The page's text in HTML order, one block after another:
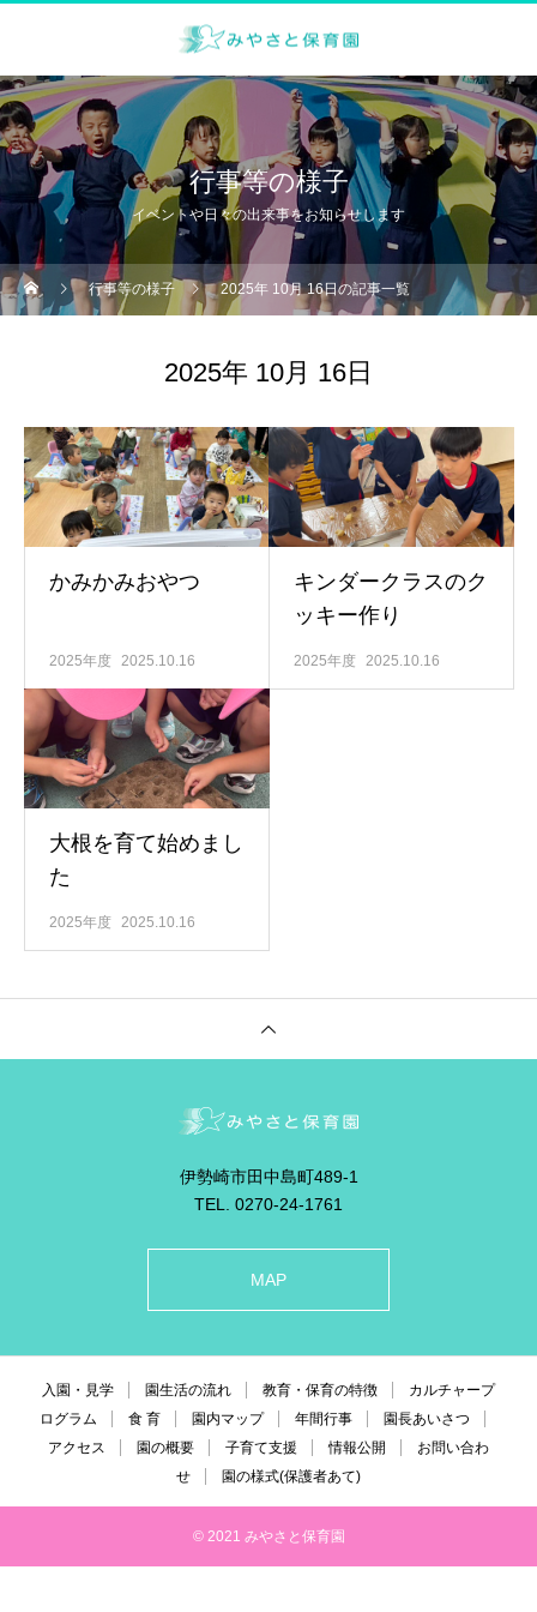
行事等の様子
イベントや日々の出来事をお知らせします
行事等の様子 2025年 10月 16日の記事一覧
2025年 10月 16日
かみかみおやつ
2025年度 2025.10.16
キンダークラスのク
ッキー作り
2025年度 2025.10.16
大根を育て始めまし
た
2025年度 2025.10.16
伊勢崎市田中島町489-1
TEL. 0270-24-1761
MAP
入園・見学 園生活の流れ 教育・保育の特徴
カルチャープ
ログラム
食 育 園内マップ 年間行事
園長あいさつ
アクセス
園の概要 子育て支援 情報公開
お問い合わ
せ
園の様式(保護者あて)
© 2021 みやさと保育園